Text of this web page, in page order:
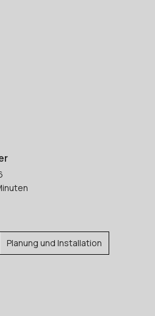
Planung und Installation